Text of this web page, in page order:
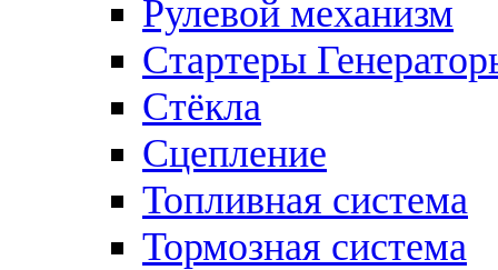
Рулевой механизм
Стартеры
Стёкла
Сцепление
Топливная система
Тормозная система